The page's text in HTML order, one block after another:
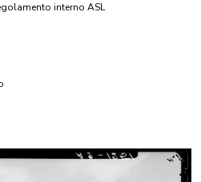
interno ASL